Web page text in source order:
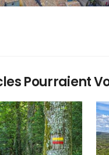
Pourraient